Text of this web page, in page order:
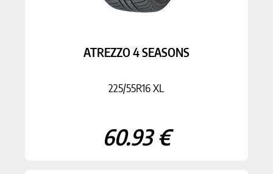
ATREZZO 4 SEASONS
225/55R16 XL
60.93 €